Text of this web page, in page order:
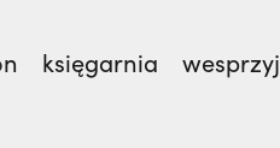
księgarnia wesprzyj